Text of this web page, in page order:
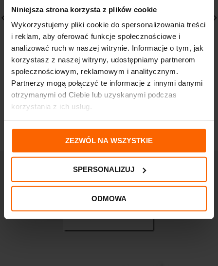
Niniejsza strona korzysta z plików cookie
Wykorzystujemy pliki cookie do spersonalizowania treści
i reklam, aby oferować funkcje społecznościowe i
analizować ruch w naszej witrynie. Informacje o tym, jak
korzystasz z naszej witryny, udostępniamy partnerom
społecznościowym, reklamowym i analitycznym.
Partnerzy mogą połączyć te informacje z innymi danymi
otrzymanymi od Ciebie lub uzyskanymi podczas
korzystania z ich usług.
ZEZWÓL NA WSZYSTKIE
SPERSONALIZUJ
ODMOWA
VICHY IDEALIA
Energetyzujący krem do
suchej skóry 50ml
145,60
VICHY Neovadiol
Ujędrniający Krem na
Dzień Przywracający
Gęstość 50 ml skóra
normalna i mieszana
173,70zł